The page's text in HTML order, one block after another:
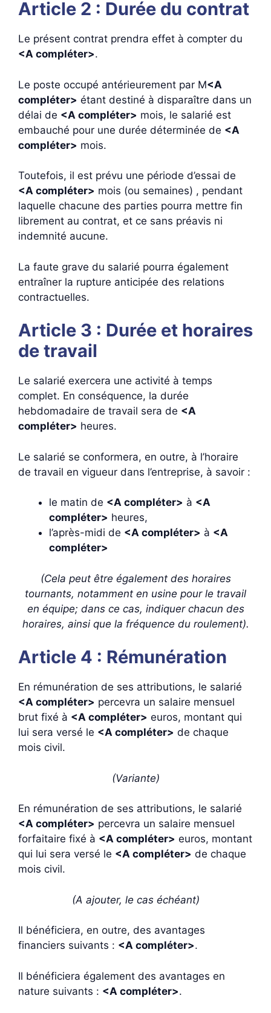
Article 2 : Durée du contrat
Le présent contrat prendra effet à compter du
<A compléter>.
Le poste occupé antérieurement par M<A
compléter> étant destiné à disparaître dans un
délai de <A compléter> mois, le salarié est
embauché pour une durée déterminée de <A
compléter> mois.
Toutefois, il est prévu une période d’essai de
<A compléter> mois (ou semaines) , pendant
laquelle chacune des parties pourra mettre fin
librement au contrat, et ce sans préavis ni
indemnité aucune.
La faute grave du salarié pourra également
entraîner la rupture anticipée des relations
contractuelles.
Article 3 : Durée et horaires
de travail
Le salarié exercera une activité à temps
complet. En conséquence, la durée
hebdomadaire de travail sera de <A
compléter> heures.
Le salarié se conformera, en outre, à l’horaire
de travail en vigueur dans l’entreprise, à savoir :
le matin de <A compléter> à <A
compléter> heures,
l’après-midi de <A compléter> à <A
compléter>
(Cela peut être également des horaires
tournants, notamment en usine pour le travail
en équipe; dans ce cas, indiquer chacun des
horaires, ainsi que la fréquence du roulement).
Article 4 : Rémunération
En rémunération de ses attributions, le salarié
<A compléter> percevra un salaire mensuel
brut fixé à <A compléter> euros, montant qui
lui sera versé le <A compléter> de chaque
mois civil.
(Variante)
En rémunération de ses attributions, le salarié
<A compléter> percevra un salaire mensuel
forfaitaire fixé à <A compléter> euros, montant
qui lui sera versé le <A compléter> de chaque
mois civil.
(A ajouter, le cas échéant)
Il bénéficiera, en outre, des avantages
financiers suivants : <A compléter>.
Il bénéficiera également des avantages en
nature suivants : <A compléter>.